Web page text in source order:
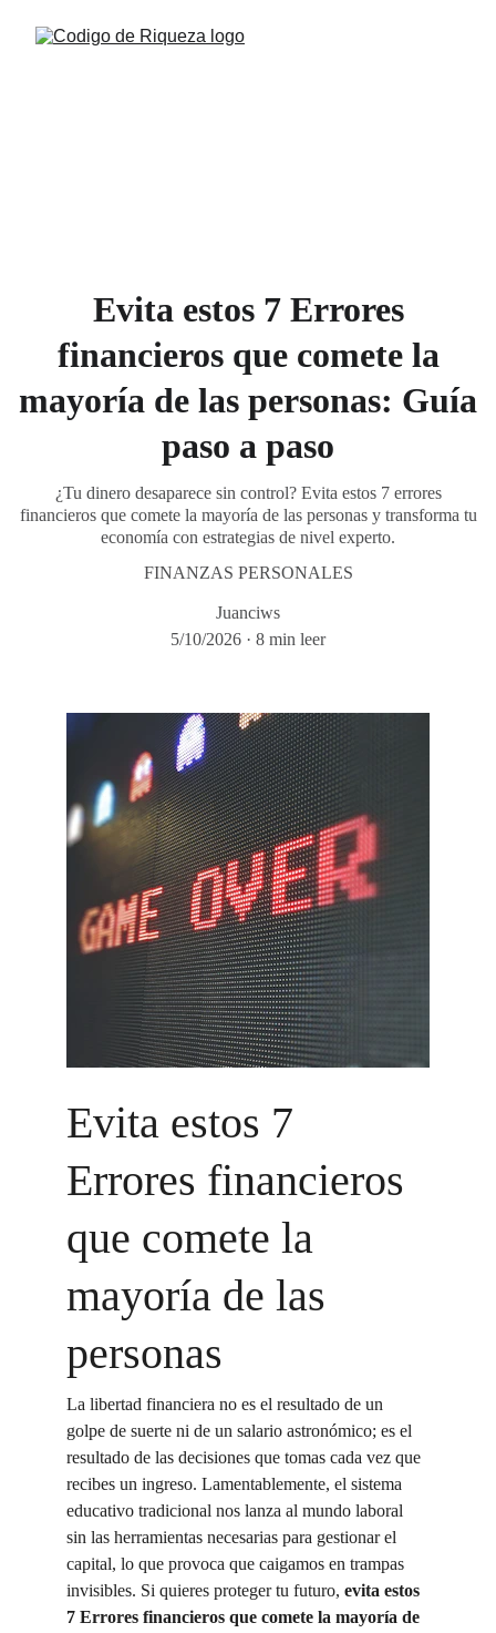
Evita estos 7 Errores
financieros que comete la
mayoría de las personas: Guía
paso a paso
¿Tu dinero desaparece sin control? Evita estos 7 errores
financieros que comete la mayoría de las personas y transforma tu
economía con estrategias de nivel experto.
FINANZAS PERSONALES
Juanciws
5/10/2026
8 min leer
Evita estos 7
Errores financieros
que comete la
mayoría de las
personas
La libertad financiera no es el resultado de un
golpe de suerte ni de un salario astronómico; es el
resultado de las decisiones que tomas cada vez que
recibes un ingreso. Lamentablemente, el sistema
educativo tradicional nos lanza al mundo laboral
sin las herramientas necesarias para gestionar el
capital, lo que provoca que caigamos en trampas
invisibles. Si quieres proteger tu futuro, evita estos
7 Errores financieros que comete la mayoría de